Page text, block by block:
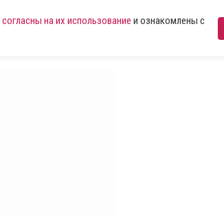
согласны на их использование и ознакомлены с